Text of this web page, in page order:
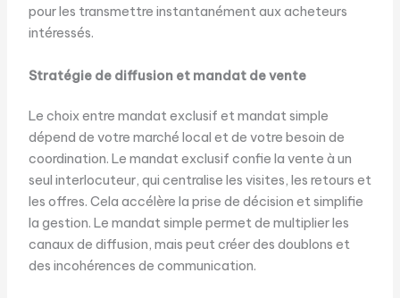
pour les transmettre instantanément aux acheteurs
intéressés.
Stratégie de diffusion et mandat de vente
Le choix entre mandat exclusif et mandat simple
dépend de votre marché local et de votre besoin de
coordination. Le mandat exclusif confie la vente à un
seul interlocuteur, qui centralise les visites, les retours et
les offres. Cela accélère la prise de décision et simplifie
la gestion. Le mandat simple permet de multiplier les
canaux de diffusion, mais peut créer des doublons et
des incohérences de communication.